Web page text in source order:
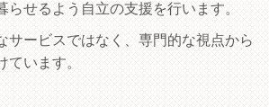
らせるよう自立の支援を行います。
サービスではなく、専門的な視点から
ています。